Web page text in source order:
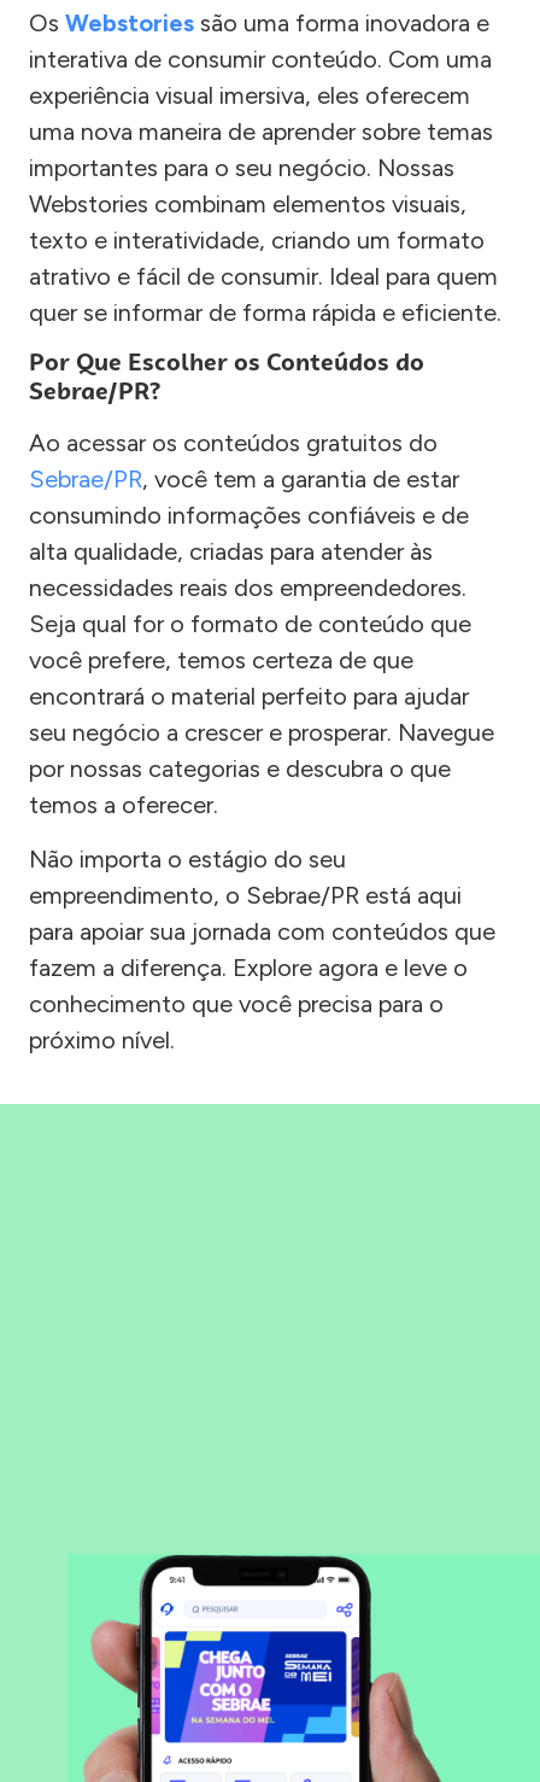
Os Webstories são uma forma inovadora e
interativa de consumir conteúdo. Com uma
experiência visual imersiva, eles oferecem
uma nova maneira de aprender sobre temas
importantes para o seu negócio. Nossas
Webstories combinam elementos visuais,
texto e interatividade, criando um formato
atrativo e fácil de consumir. Ideal para quem
quer se informar de forma rápida e eficiente.
Por Que Escolher os Conteúdos do
Sebrae/PR?
Ao acessar os conteúdos gratuitos do
Sebrae/PR, você tem a garantia de estar
consumindo informações confiáveis e de
alta qualidade, criadas para atender às
necessidades reais dos empreendedores.
Seja qual for o formato de conteúdo que
você prefere, temos certeza de que
encontrará o material perfeito para ajudar
seu negócio a crescer e prosperar. Navegue
por nossas categorias e descubra o que
temos a oferecer.
Não importa o estágio do seu
empreendimento, o Sebrae/PR está aqui
para apoiar sua jornada com conteúdos que
fazem a diferença. Explore agora e leve o
conhecimento que você precisa para o
próximo nível.